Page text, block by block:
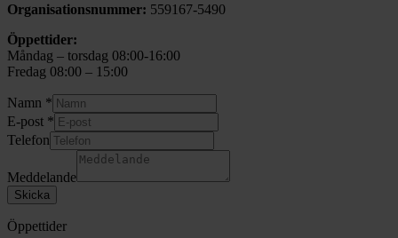
Organisationsnummer: 559167-5490
Öppettider:
Måndag – torsdag 08:00-16:00
Fredag 08:00 – 15:00
Namn *
E-post *
Telefon
Meddelande
Skicka
Öppettider